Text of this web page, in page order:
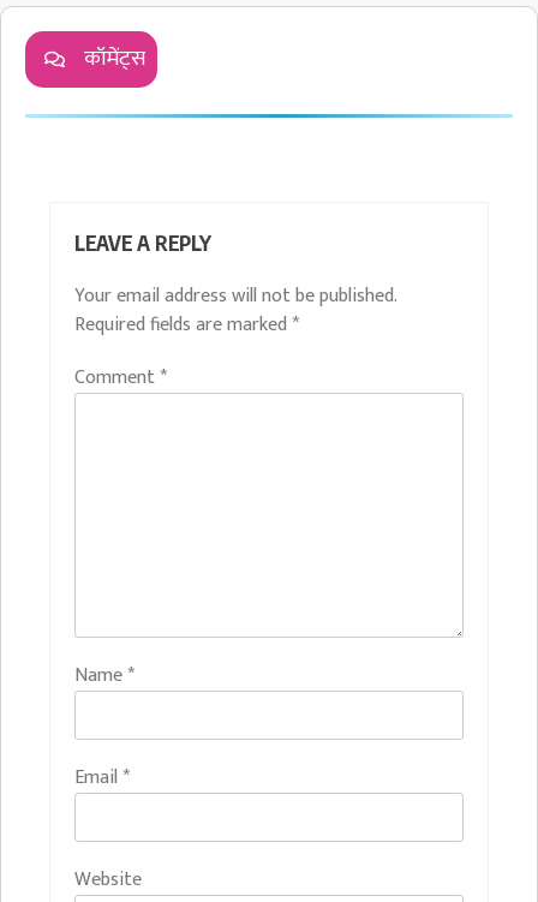
कॉमेंट्स
LEAVE A REPLY
Your email address will not be published.
Required fields are marked *
Comment*
Name*
Email *
Website